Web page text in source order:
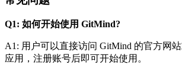
Q1: 如何开始使用 GitMind?
A1: 用户可以直接访问 GitMind 的官方网
应用，注册账号后即可开始使用。